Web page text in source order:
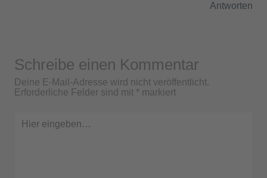
Antworten
Schreibe einen Kommentar
Deine E-Mail-Adresse wird nicht veröffentlicht.
Erforderliche Felder sind mit *markiert
eingeben…